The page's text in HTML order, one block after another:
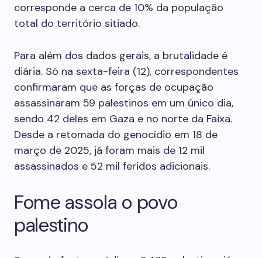
corresponde a cerca de 10% da população
total do território sitiado.
Para além dos dados gerais, a brutalidade é
diária. Só na sexta-feira (12), correspondentes
confirmaram que as forças de ocupação
assassinaram 59 palestinos em um único dia,
sendo 42 deles em Gaza e no norte da Faixa.
Desde a retomada do genocídio em 18 de
março de 2025, já foram mais de 12 mil
assassinados e 52 mil feridos adicionais.
Fome assola o povo
palestino